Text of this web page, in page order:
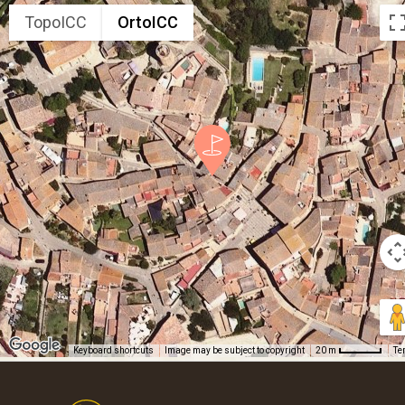
TopoICC OrtoICC
Keyboard shortcuts Image may be subject to copyright 20 m